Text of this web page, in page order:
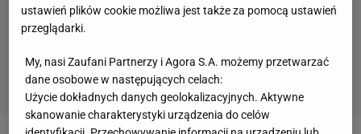
ustawień plików cookie możliwa jest także za pomocą ustawień
przeglądarki.
My, nasi Zaufani Partnerzy i Agora S.A. możemy przetwarzać
dane osobowe w następujących celach:
Użycie dokładnych danych geolokalizacyjnych. Aktywne
skanowanie charakterystyki urządzenia do celów